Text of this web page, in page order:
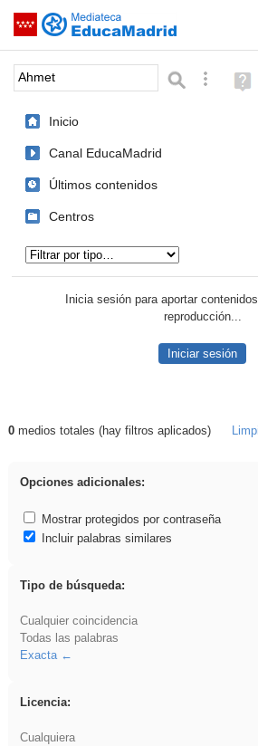
Saltar navegación
Palabra o frase: BúsquedaAyuda
(en
Inicio
Canal EducaMadrid
Últimos contenidos
Centros
Inicia sesión para aportar
reproducción...
Iniciar sesión
Resultados de: Ahmet
0medios totales (hay filtros aplicados)
Opciones adicionales:
Mostrar protegidos por contraseña
Incluir palabras similares
Tipo de búsqueda:
Cualquier coincidencia
Todas las palabras
Exacta
Licencia:
Cualquiera